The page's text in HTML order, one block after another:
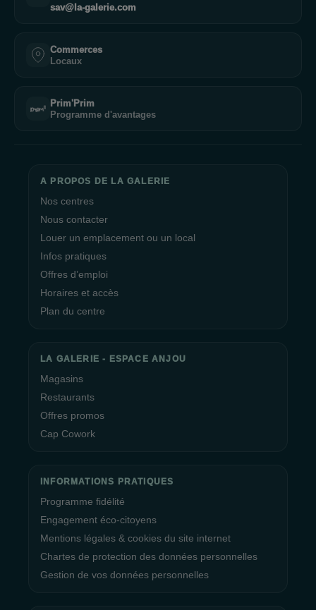
sav@la-galerie.com
Commerces
Locaux
Prim'Prim
Programme d'avantages
A PROPOS DE LA GALERIE
Nos centres
Nous contacter
Louer un emplacement ou un local
Infos pratiques
Offres d’emploi
Horaires et accès
Plan du centre
LA GALERIE - ESPACE ANJOU
Magasins
Restaurants
Offres promos
Cap Cowork
INFORMATIONS PRATIQUES
Programme fidélité
Engagement éco-citoyens
Mentions légales & cookies du site internet
Chartes de protection des données personnelles
Gestion de vos données personnelles